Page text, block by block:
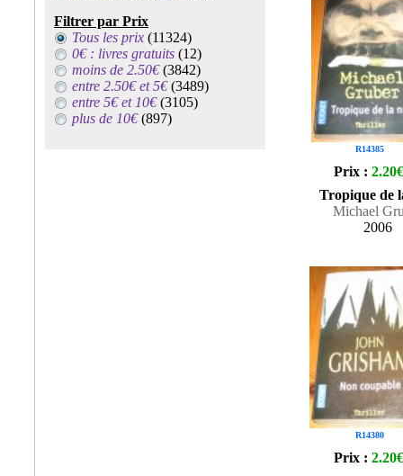
Filtrer par Prix
Tous les prix (11324)
0€ : livres gratuits (12)
moins de 2.50€(3842)
entre 2.50€ et 5€(3489)
entre 5€ et 10€(3105)
plus de 10€(897)
R14385
Prix : 2.20€
Tropique de
Michael
2006
R14380
Prix : 2.20€